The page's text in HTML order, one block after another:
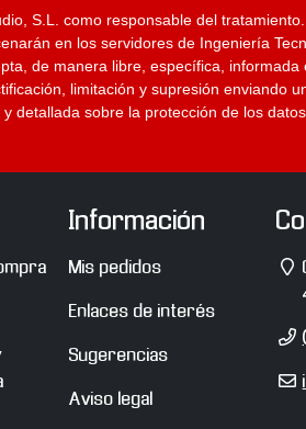
S.L. como responsable del
en los servidores de Ingeniería
de manera libre, específica,
limitación y supresión enviando
detallada sobre la protección de los
Información
Mis pedidos
Enlaces de interés
Sugerencias
Aviso legal